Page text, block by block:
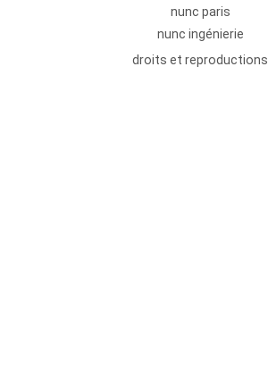
nunc paris
nunc ingénierie
droits et reproductions